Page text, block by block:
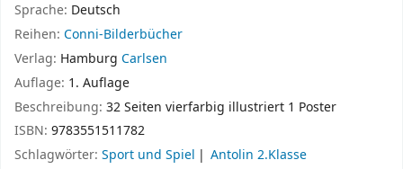
Sprache: Deutsch
Reihen: Conni-Bilderbücher
Verlag: Hamburg Carlsen
Auflage: 1. Auflage
Beschreibung: 32 Seiten vierfarbig illustriert 1 Poster
ISBN: 9783551511782
Schlagwörter: Sport und Spiel
Antolin 2.Klasse